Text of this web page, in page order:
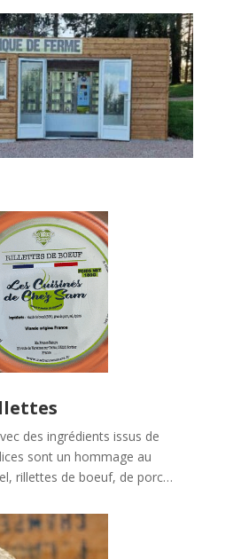
des ingrédients issus de
sont un hommage au
rillettes de boeuf, de porc…